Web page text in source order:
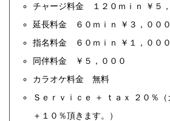
チャージ料金 １２０ｍｉｎ ￥５
延長料金 ６０ｍｉｎ ￥３，０００
指名料金 ６０ｍｉｎ ￥１，０００
同伴料金 ￥５，０００
カラオケ料金 無料
Ｓｅｒｖｉｃｅ ＋ ｔａｘ ２０％
＋１０％頂きます。）